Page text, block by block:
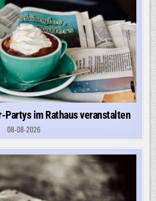
im Rathaus veranstalten
08-08-2026